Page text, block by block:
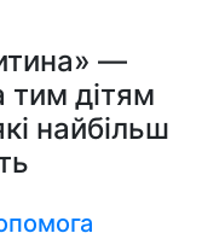
—
тим дітям
найбільш